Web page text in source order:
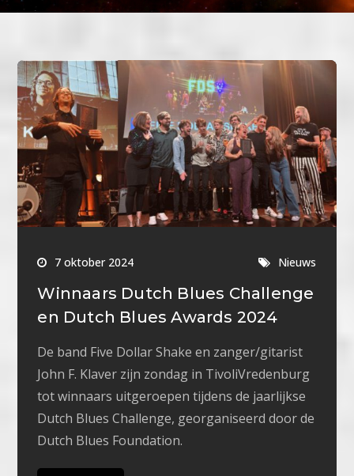
7 oktober 2024 Nieuws
Winnaars Dutch Blues Challenge
en Dutch Blues Awards 2024
De band Five Dollar Shake en zanger/gitarist
John F. Klaver zijn zondag in TivoliVredenburg
tot winnaars uitgeroepen tijdens de jaarlijkse
Dutch Blues Challenge, georganiseerd door de
Dutch Blues Foundation.